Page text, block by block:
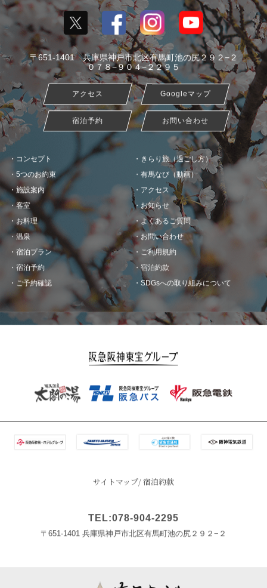
〒651-1401 兵庫県神戸市北区有馬町池の尻２９２−２
０７８−９０４−２２９５
アクセス Googleマップ
宿泊予約 お問い合わせ
コンセプト
5つのお約束
施設案内
客室
お料理
温泉
きらり旅（過ごし方）
有馬なび（動画）
アクセス
お知らせ
宿泊プラン
宿泊予約
ご予約確認
よくあるご質問
お問い合わせ
ご利用規約
宿泊約款
SDGsへの取り組みについて
サイトマップ 宿泊約款
TEL:078-904-2295
〒651-1401 兵庫県神戸市北区有馬町池の尻２９２−２